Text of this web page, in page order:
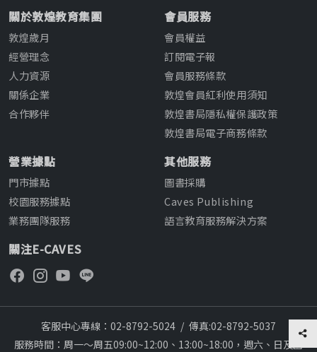
關於敦煌教育集團
敦煌歲月
經營理念
人力資源
關係企業
合作夥伴
會員服務
會員權益
訂閱電子報
會員服務條款
敦煌會員紅利使用須知
敦煌書局隱私權保護政策
敦煌書局電子商務條款
營業據點
門市據點
校園服務據點
業務團隊服務
其他服務
圖書採購
Caves Publishing
語言教育服務解決方案
關注E-CAVES
客服中心專線：02-8792-5024 / 傳真:02-8792-5037
服務時間：周一～周五09:00~12:00、13:00~18:00，週六、日及國